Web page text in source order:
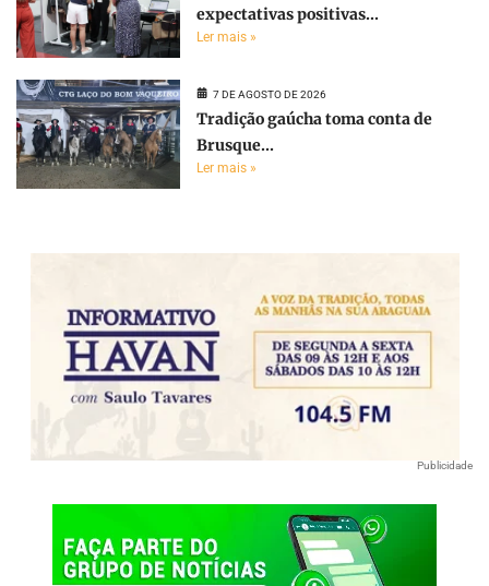
expectativas positivas...
Ler mais »
7 DE AGOSTO DE 2026
Tradição gaúcha toma conta de
Brusque...
Ler mais »
Publicidade